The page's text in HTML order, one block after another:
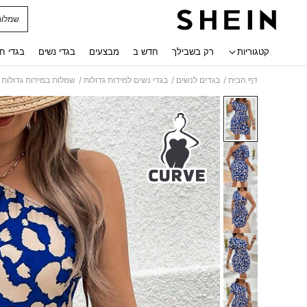
קטגוריות רק בשבילך חדש ב מבצעים בגדי נשים בגדי
דף הבית / בגדים לנשים / בגדי נשים למידות גדולות / שמלות במידות גדולות